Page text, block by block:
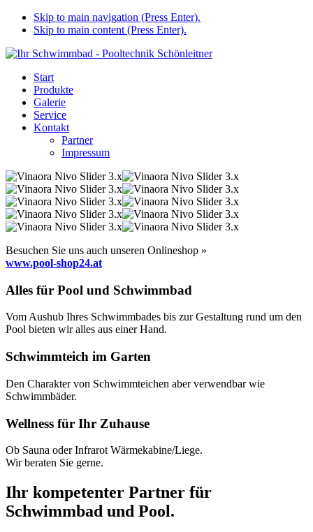
Skip to main navigation (Press Enter).
Skip to main content (Press Enter).
Start
Produkte
Galerie
Service
Kontakt
Partner
Impressum
Besuchen Sie uns auch unseren Onlineshop »
www.pool-shop24.at
Alles für Pool und Schwimmbad
Vom Aushub Ihres Schwimmbades bis zur Gestaltung rund um den
Pool bieten wir alles aus einer Hand.
Schwimmteich im Garten
Den Charakter von Schwimmteichen aber verwendbar wie
Schwimmbäder.
Wellness für Ihr Zuhause
Ob Sauna oder Infrarot Wärmekabine/Liege.
Wir beraten Sie gerne.
Ihr kompetenter Partner für
Schwimmbad und Pool.